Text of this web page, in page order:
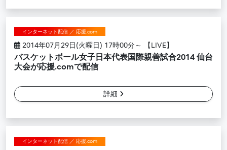
インターネット配信 ／ 応援.com
2014年07月29日(火曜日) 17時00分～ 【LIVE】
バスケットボール女子日本代表国際親善試合2014 仙台
大会が応援.comで配信
詳細
インターネット配信 ／ 応援.com